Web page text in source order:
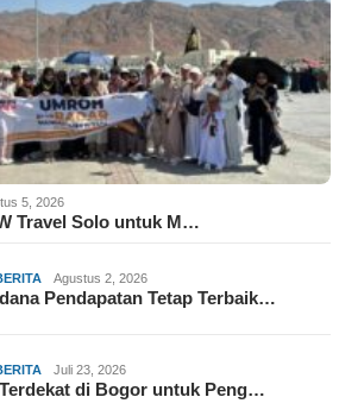
5, 2026
Travel Solo untuk M…
Agustus 2, 2026
Pendapatan Tetap Terbaik…
Juli 23, 2026
di Bogor untuk Peng…